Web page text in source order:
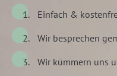
Einfach &
Wir besprechen
Wir kümmern uns